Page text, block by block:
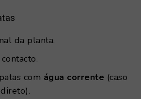
da planta.
com água corrente (caso